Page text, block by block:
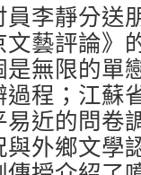
李靜分送
藝評論》
無限的單
程；江蘇
近的問卷
外鄉文學